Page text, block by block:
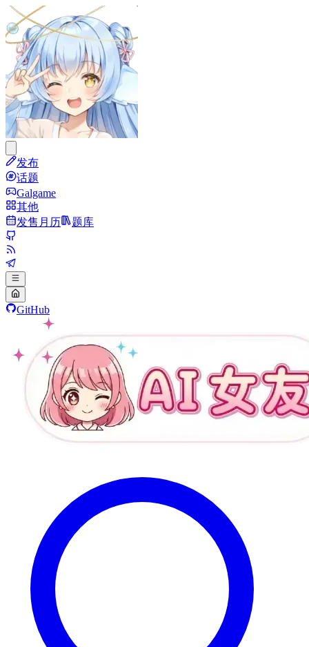
发布
话题
Galgame
其他
发售月历
题库
GitHub